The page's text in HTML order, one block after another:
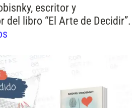
escritor y
libro “El Arte de Decidir”.